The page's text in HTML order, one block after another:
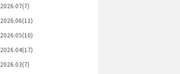
2026.07(7)
2026.06(11)
2026.05(10)
2026.04(17)
2026.03(7)